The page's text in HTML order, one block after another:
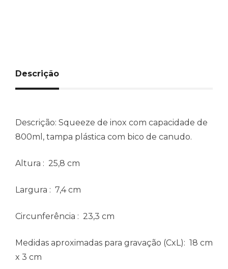
Descrição
Descrição: Squeeze de inox com capacidade de
800ml, tampa plástica com bico de canudo.
Altura : 25,8 cm
Largura : 7,4 cm
Circunferência : 23,3 cm
Medidas aproximadas para gravação (CxL): 18 cm
x 3 cm